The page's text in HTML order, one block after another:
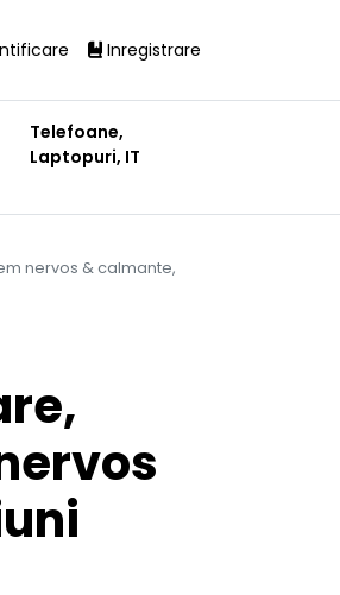
Inregistrare
Telefoane,
Laptopuri, IT
nervos & calmante,